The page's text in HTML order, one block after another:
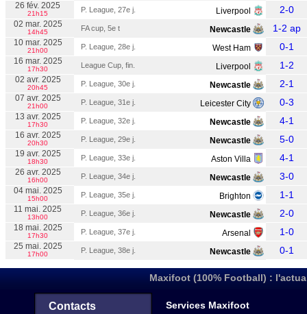
26 fév. 2025
21h15 P. League, 27e j. Liverpool 2-0
02 mar. 2025
14h45 FA cup, 5e t Newcastle 1-2 ap
10 mar. 2025
21h00 P. League, 28e j. West Ham 0-1
16 mar. 2025
17h30 League Cup, fin. Liverpool 1-2
02 avr. 2025
20h45 P. League, 30e j. Newcastle 2-1
07 avr. 2025
21h00 P. League, 31e j. Leicester City 0-3
13 avr. 2025
17h30 P. League, 32e j. Newcastle 4-1
16 avr. 2025
20h30 P. League, 29e j. Newcastle 5-0
19 avr. 2025
18h30 P. League, 33e j. Aston Villa 4-1
26 avr. 2025
16h00 P. League, 34e j. Newcastle 3-0
04 mai. 2025
15h00 P. League, 35e j. Brighton 1-1
11 mai. 2025
13h00 P. League, 36e j. Newcastle 2-0
18 mai. 2025
17h30 P. League, 37e j. Arsenal 1-0
25 mai. 2025
17h00 P. League, 38e j. Newcastle 0-1
Maxifoot (100% Football) :
Contacts Services Maxifoot